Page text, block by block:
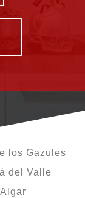
los Gazules
del Valle